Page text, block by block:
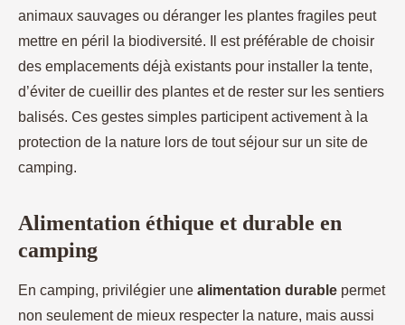
animaux sauvages ou déranger les plantes fragiles peut
mettre en péril la biodiversité. Il est préférable de choisir
des emplacements déjà existants pour installer la tente,
d’éviter de cueillir des plantes et de rester sur les sentiers
balisés. Ces gestes simples participent activement à la
protection de la nature lors de tout séjour sur un site de
camping.
Alimentation éthique et durable en
camping
En camping, privilégier une alimentation durable permet
non seulement de mieux respecter la nature, mais aussi